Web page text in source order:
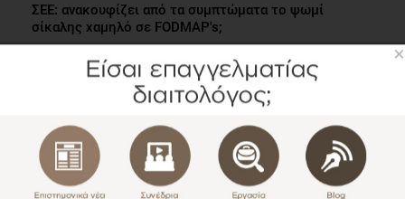
ΣΕΕ: ανακουφίζει από τα συμπτώματα το ψωμί
σίκαλης χαμηλό σε FODMAP's;
1 λεπτό να διαβαστεί
×